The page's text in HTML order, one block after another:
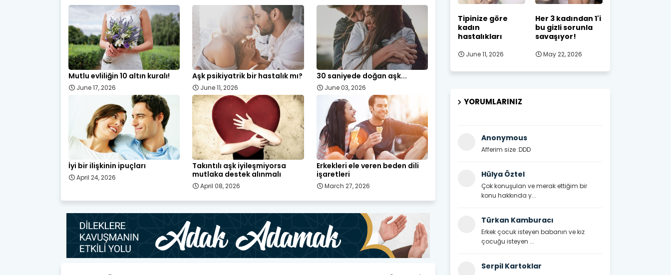
Mutlu evliliğin 10 altın kuralı!
June 17, 2026
Aşk psikiyatrik bir hastalık mı?
June 11, 2026
30 saniyede doğan aşk...
June 03, 2026
İyi bir ilişkinin ipuçları
April 24, 2026
Takıntılı aşk iyileşmiyorsa
mutlaka destek alınmalı
April 08, 2026
Erkekleri ele veren beden dili
işaretleri
March 27, 2026
Tipinize göre
kadın
hastalıkları
June 11, 2026
Her 3 kadından 1'i
bu gizli sorunla
savaşıyor!
May 22, 2026
YORUMLARINIZ
Anonymous
Afferim size :DDD
Hülya Öztel
Çok konuşulan ve merak ettiğim bir
konu hakkında y...
Türkan Kamburacı
Erkek çocuk isteyen babanın ve kız
çocuğu isteyen ...
Serpil Kartoklar